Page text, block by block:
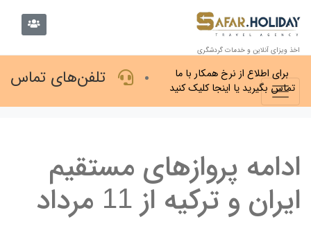
اخذ ویزای آنلاین و خدمات گردشگری
تلفن‌های تماس
برای اطلاع از نرخ همکار با ما
تماس بگیرید یا اینجا کلیک کنید
ادامه پروازهای مستقیم
ایران و ترکیه از 11 مرداد